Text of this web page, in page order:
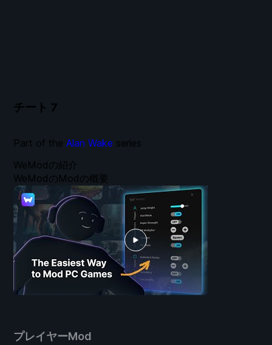
チート 7
プレイヤーMod
WeModの紹介
WeModのModの概要
Part of the Alan Wake series